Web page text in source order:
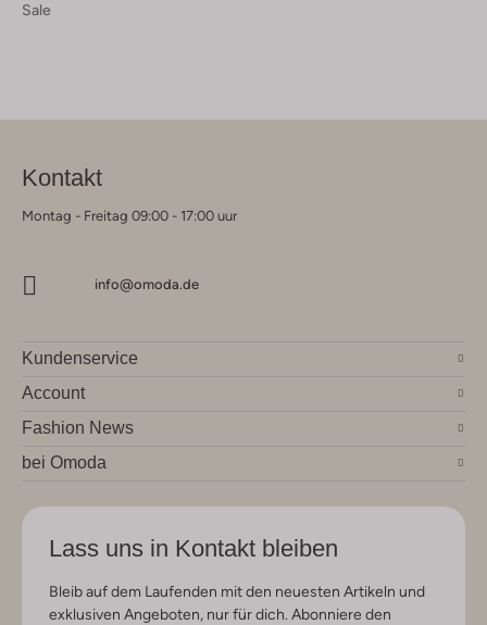
Sale
Kontakt
Montag - Freitag 09:00 - 17:00 uur
info@omoda.de
Kundenservice
Account
Fashion News
bei Omoda
Lass uns in Kontakt bleiben
Bleib auf dem Laufenden mit den neuesten Artikeln und
exklusiven Angeboten, nur für dich. Abonniere den